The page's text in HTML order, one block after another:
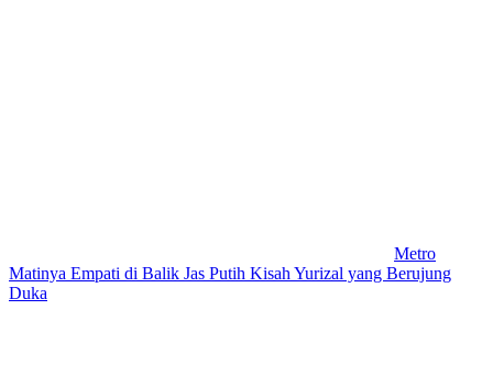
Metro
Matinya Empati di Balik Jas Putih Kisah Yurizal yang Berujung
Duka